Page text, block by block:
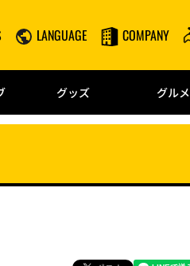
LANGUAGE COMPANY
グッズ グルメ